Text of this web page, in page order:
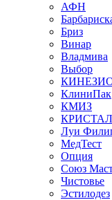
АФН
Бриз
Винар
Владмива
Выбор
КлиниПак
КМИЗ
Луи
МедТест
Опция
Союз
Чистовье
Эстилодез